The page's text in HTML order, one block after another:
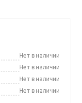
Нет в наличии
Нет в наличии
Нет в наличии
Нет в наличии